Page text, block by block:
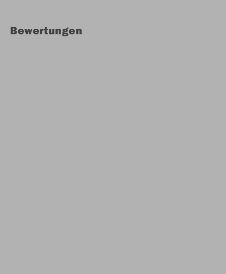
Bewertungen